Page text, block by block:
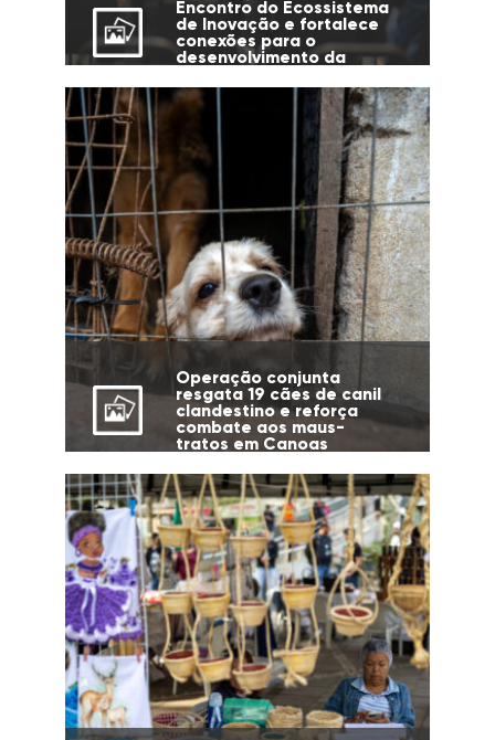
Encontro do Ecossistema
de Inovação e fortalece
conexões para o
desenvolvimento da
Operação conjunta
resgata 19 cães de canil
clandestino e reforça
combate aos maus-
tratos em Canoas